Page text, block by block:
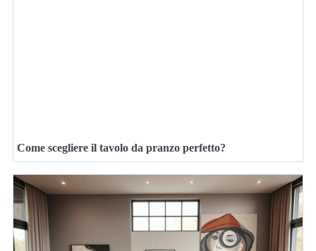
Come scegliere il tavolo da pranzo perfetto?